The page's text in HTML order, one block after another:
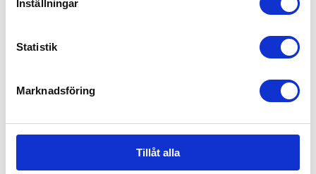
Inställningar
Statistik
Marknadsföring
Tillåt alla